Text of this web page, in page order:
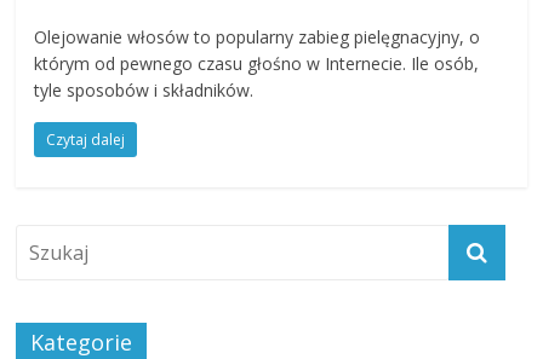
Olejowanie włosów to popularny zabieg pielęgnacyjny, o
którym od pewnego czasu głośno w Internecie. Ile osób,
tyle sposobów i składników.
Czytaj dalej
Kategorie